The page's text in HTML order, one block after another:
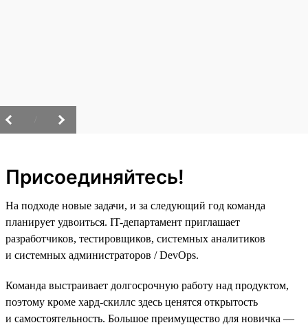
Присоединяйтесь!
На подходе новые задачи, и за следующий год команда
планирует удвоиться. IT-департамент приглашает
разработчиков, тестировщиков, системных аналитиков
и системных администраторов / DevOps.
Команда выстраивает долгосрочную работу над продуктом,
поэтому кроме хард-скиллс здесь ценятся открытость
и самостоятельность. Большое преимущество для новичка —